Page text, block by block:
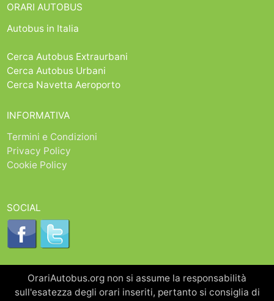
ORARI AUTOBUS
Autobus in Italia
Cerca Autobus Extraurbani
Cerca Autobus Urbani
Cerca Navetta Aeroporto
INFORMATIVA
Termini e Condizioni
Privacy Policy
Cookie Policy
SOCIAL
OrariAutobus.org non si assume la responsabilità
sull'esatezza degli orari inseriti, pertanto si consiglia di